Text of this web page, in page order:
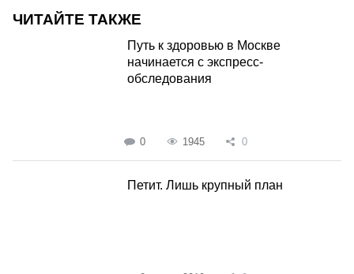
ЧИТАЙТЕ ТАКЖЕ
Путь к здоровью в Москве
начинается с экспресс-
обследования
0 1945 0
Петит. Лишь крупный план